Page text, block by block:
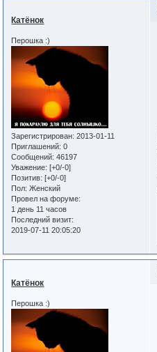
Катёнок
Перошка :)
Зарегистрирован: 2013-01-11
Приглашений: 0
Сообщений: 46197
Уважение: [+0/-0]
Позитив: [+0/-0]
Пол: Женский
Провел на форуме:
1 день 11 часов
Последний визит:
2019-07-11 20:05:20
Катёнок
Перошка :)